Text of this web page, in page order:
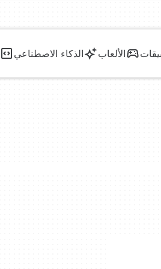
الألعاب الذكاء الاصطناعي